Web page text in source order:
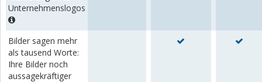
Unternehmenslogos
Bilder sagen mehr
als tausend Worte:
Ihre Bilder noch
aussagekräftiger